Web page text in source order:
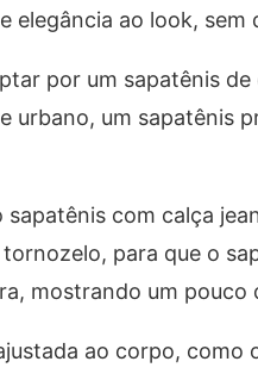
elegância ao look,
por um sapatênis
urbano, um sapatênis
com calça
para que o
mostrando um pouco
ao corpo, como